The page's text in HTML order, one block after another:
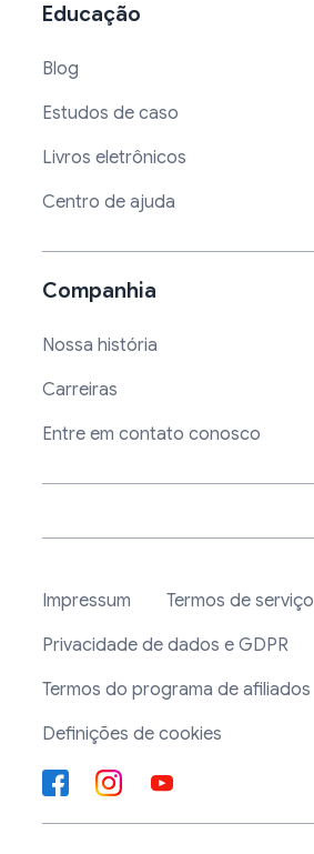
Educação
Blog
Estudos de caso
Livros eletrônicos
Centro de ajuda
Companhia
Nossa história
Carreiras
Entre em contato conosco
Impressum
Termos de serviço
Privacidade de dados e GDPR
Termos do programa de afiliados
Definições de cookies